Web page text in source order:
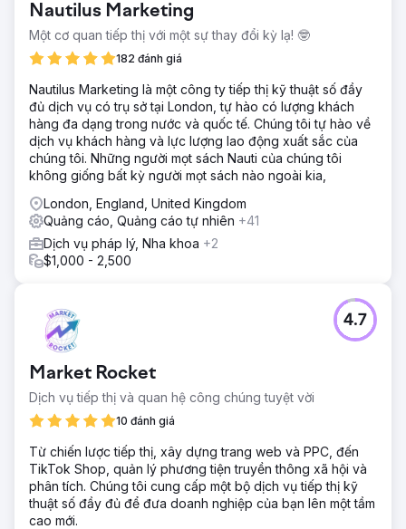
mới (kiểm soát CAC) và tăng ROAS • Thiết lập mô hình
chiến dịch dựa trên dữ liệu về bộ sưu tập/sản phẩm
(lookbook → giỏ hàng → mua hàng) • Đạt được sự tăng
trưởng có thể mở rộng với hiệu suất trong khi vẫn duy trì
tính thẩm mỹ của thương hiệu
Giải pháp
🧭 Chúng tôi đã làm gì? (Phương pháp Lein) • Kiến trúc
hiệu suất: Meta Ads + Google Shopping/Performance Max
+ Shopify • Tối ưu hóa danh mục và nguồn cấp dữ liệu:
Nguồn cấp dữ liệu sản phẩm biến thể (kích thước/màu
sắc), đồng bộ hóa giá-hàng tồn kho động • Thiết kế kênh:
Nhận thức (video/lookbook) → Cân nhắc (cuộn phim,
trang bộ sưu tập) → Mua hàng (truy xuất giỏ hàng động) •
Sản xuất sáng tạo + danh sách trắng: Chúng tôi sử dụng
nội dung UGC/người sáng tạo và biên tập trong việc mua
Kết quả
Kết quả & Giá trị Lein Digital xây dựng mô hình tăng trưởng
dựa trên dữ liệu/danh mục, được hỗ trợ bởi sản xuất và có
khả năng mở rộng cho Özgür Masur, phù hợp với thị
trường Thổ Nhĩ Kỳ. Kết quả dự kiến: • CAC (CPA) ↓, ROAS
↑, Thị phần khách hàng mới ↑, Giá trị tài sản ròng (AOV)
duy trì/tăng • Hiệu suất có thể mở rộng nhanh chóng và lợi
nhuận bền vững trong giai đoạn ra mắt và giảm giá. Doanh
số vượt quá 2 triệu Lira Thổ Nhĩ Kỳ chỉ trong một tuần.
Chuyển đến trang agency
Nautilus Marketing
Một cơ quan tiếp thị với một sự thay đổi kỳ lạ! 🤓
182 đánh giá
​Nautilus Marketing là một công ty tiếp thị kỹ thuật số đầy
đủ dịch vụ có trụ sở tại London, tự hào có lượng khách
hàng đa dạng trong nước và quốc tế. Chúng tôi tự hào về
dịch vụ khách hàng và lực lượng lao động xuất sắc của
chúng tôi. Những người mọt sách Nauti của chúng tôi
không giống bất kỳ người mọt sách nào ngoài kia,
London, England, United Kingdom
Quảng cáo, Quảng cáo tự nhiên +41
Dịch vụ pháp lý, Nha khoa +2
$1,000 - 2,500
Market Rocket
Dịch vụ tiếp thị và quan hệ công chúng tuyệt vời
10 đánh giá
4.7
Từ chiến lược tiếp thị, xây dựng trang web và PPC, đến
TikTok Shop, quản lý phương tiện truyền thông xã hội và
phân tích. Chúng tôi cung cấp một bộ dịch vụ tiếp thị kỹ
thuật số đầy đủ để đưa doanh nghiệp của bạn lên một tầm
cao mới.